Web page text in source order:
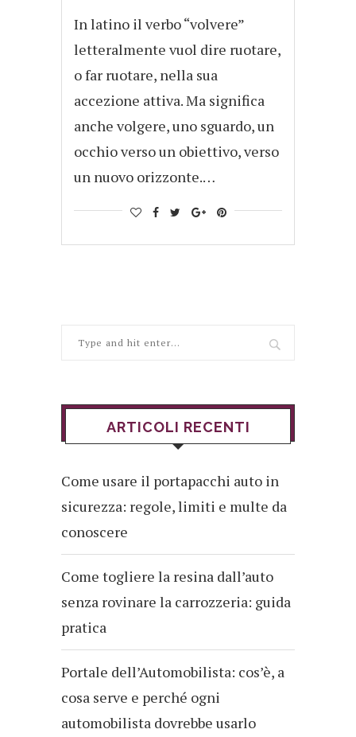
In latino il verbo “volvere”
letteralmente vuol dire ruotare,
o far ruotare, nella sua
accezione attiva. Ma significa
anche volgere, uno sguardo, un
occhio verso un obiettivo, verso
un nuovo orizzonte.…
ARTICOLI RECENTI
Come usare il portapacchi auto in
sicurezza: regole, limiti e multe da
conoscere
Come togliere la resina dall’auto
senza rovinare la carrozzeria: guida
pratica
Portale dell’Automobilista: cos’è, a
cosa serve e perché ogni
automobilista dovrebbe usarlo